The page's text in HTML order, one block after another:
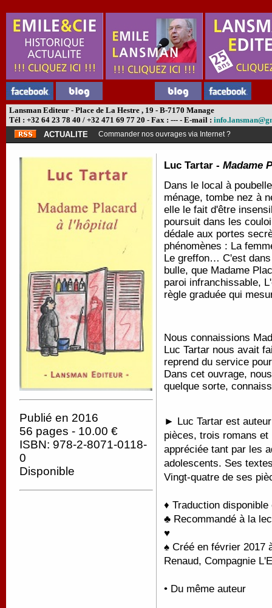
Lansman Editeur - Place de La Hestre , 19 - B-7170 Manage
Tél : +32 64 23 78 40 / +32 471 69 77 20 - Fax : --- - E-mail :
ACTUALITE
Commander nos ouvrages via Internet ?
Publié en 2016
56 pages - 10.00 €
ISBN: 978-2-8071-0118-
0
Disponible
Luc Tartar - Madame
Dans le local à
ménage, tombe nez à
elle le fait d'être
poursuit dans les
dédale aux portes
phénomènes : La
Le greffon… C'est
bulle, que Madame
paroi infranchissable,
règle graduée qui
Nous connaissions
Luc Tartar nous avait
reprend du service
Dans cet ouvrage,
quelque sorte,
► Luc Tartar est
pièces, trois romans et
appréciée tant par les
adolescents. Ses
Vingt-quatre de ses
♦ Traduction
♣ Recommandé à la
♥
♠ Créé en février 2017
Renaud, Compagnie
• Du même auteur